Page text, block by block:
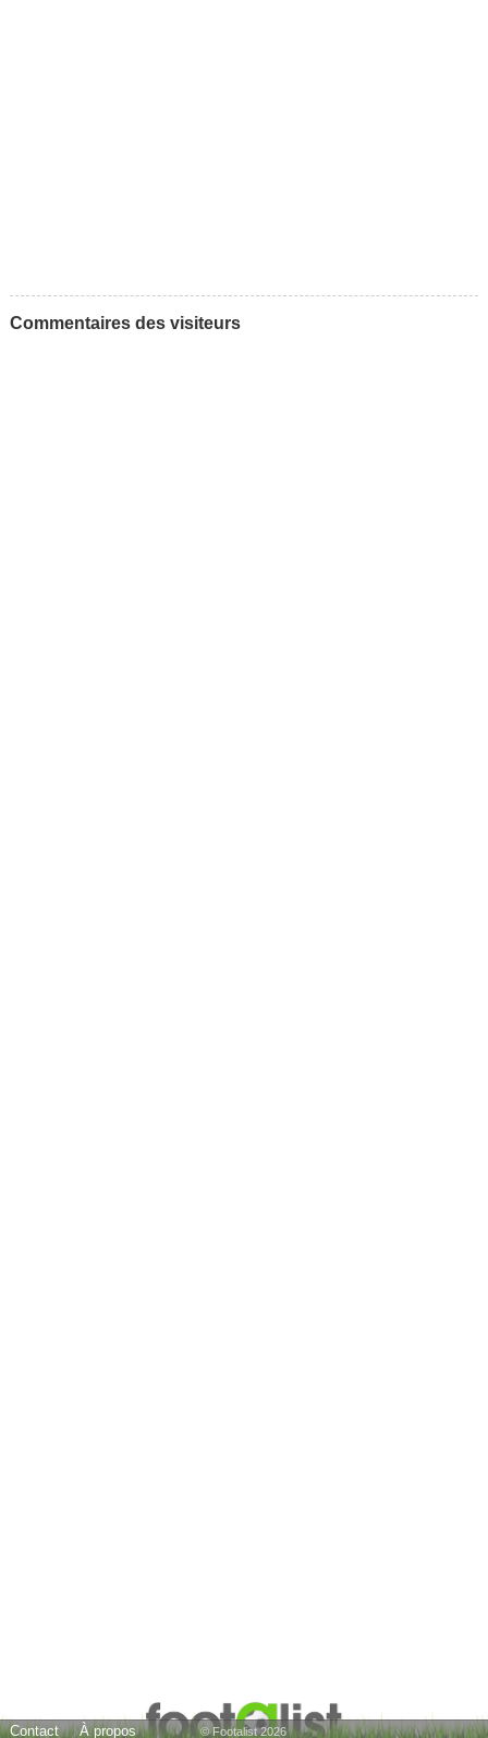
Commentaires des visiteurs
Contact À propos © Footalist 2026